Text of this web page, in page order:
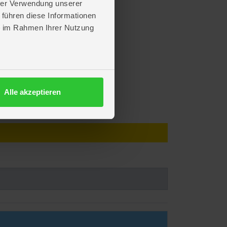
Verwendung unserer
diese Informationen
Rahmen Ihrer Nutzung
Alle akzeptieren